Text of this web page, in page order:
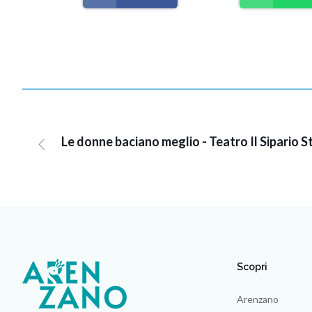
Le donne baciano meglio - Teatro Il Sipario
Scopri
Arenzano